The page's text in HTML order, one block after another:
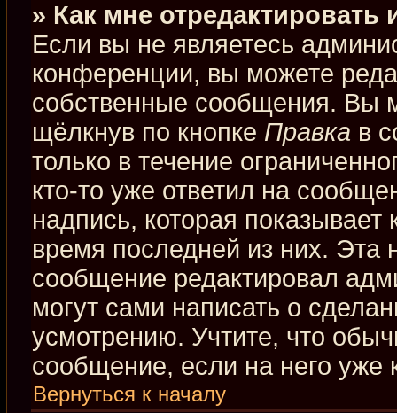
» Как мне
Если вы не являетесь
конференции, вы можете
собственные сообщения. Вы
щёлкнув по кнопке Правка в
только в течение
кто-то уже ответил на
надпись, которая показывает
время последней из них. Эта
сообщение редактировал
могут сами написать о
усмотрению. Учтите, что
сообщение, если на него уже
Вернуться к началу